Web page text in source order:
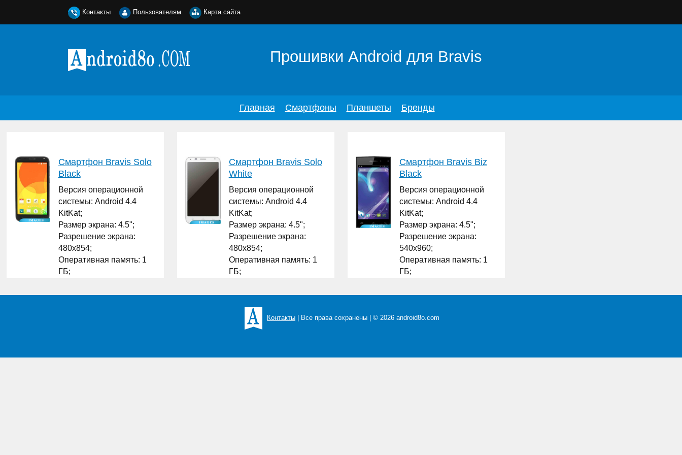
Прошивки Android для Bravis
Главная Смартфоны Планшеты Бренды
Смартфон Bravis Solo
Black
Версия операционной
системы: Android 4.4
KitKat;
Размер экрана: 4.5";
Разрешение экрана:
480x854;
Оперативная память: 1
ГБ;
Встроенная камера: да ;
Смартфон Bravis Solo
White
Версия операционной
системы: Android 4.4
KitKat;
Размер экрана: 4.5";
Разрешение экрана:
480x854;
Оперативная память: 1
ГБ;
Встроенная камера: да ;
Количество SIM-карт: 2;
Смартфон Bravis Biz
Black
Версия операционной
системы: Android 4.4
KitKat;
Размер экрана: 4.5";
Разрешение экрана:
540x960;
Оперативная память: 1
ГБ;
Встроенная камера: да ;
...
Контакты Пользователям Карта сайта
Контакты | Все права сохранены | © 2026 android8o.com